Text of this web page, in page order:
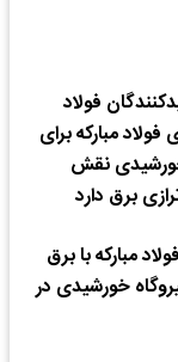
فولاد
فولاد مبارکه برای
نقش
برق دارد
مبارکه با برق
خورشیدی در